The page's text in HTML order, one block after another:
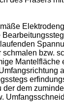
bzw.
dem